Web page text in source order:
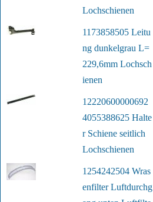
Lochschienen
1173858505 Leitu
ng dunkelgrau L=
229,6mm Lochsch
ienen
12220600000692
4055388625 Halte
r Schiene seitlich
Lochschienen
1254242504 Wras
enfilter Luftdurchg